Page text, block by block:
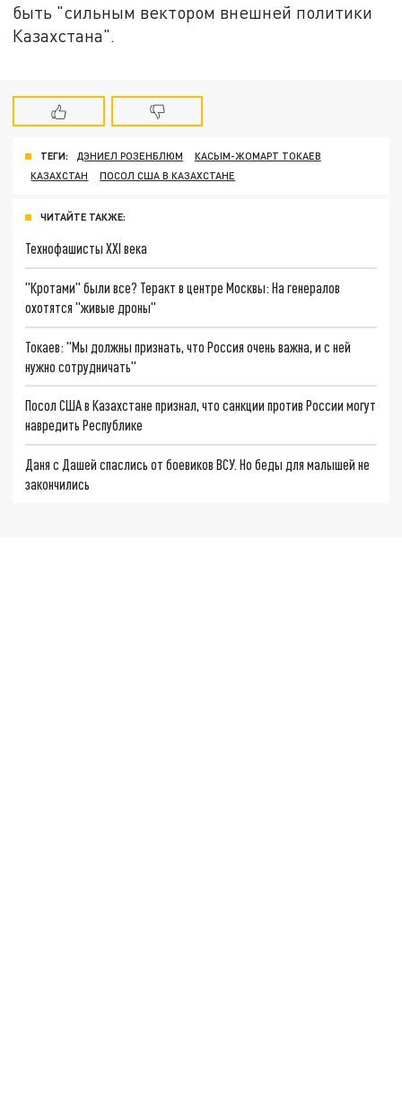
быть "сильным вектором внешней политики
Казахстана".
ТЕГИ: ДЭНИЕЛ РОЗЕНБЛЮМ
КАСЫМ-ЖОМАРТ ТОКАЕВ
КАЗАХСТАН
ПОСОЛ США В КАЗАХСТАНЕ
ЧИТАЙТЕ ТАКЖЕ:
Технофашисты XXI века
"Кротами" были все? Теракт в центре Москвы: На генералов
охотятся "живые дроны"
Токаев: "Мы должны признать, что Россия очень важна, и с ней
нужно сотрудничать"
Посол США в Казахстане признал, что санкции против России могут
навредить Республике
Даня с Дашей спаслись от боевиков ВСУ. Но беды для малышей не
закончились